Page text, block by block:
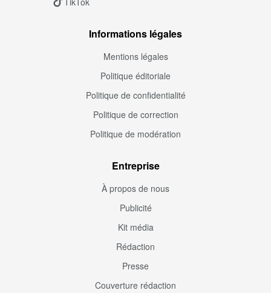
Informations légales
Mentions légales
Politique éditoriale
Politique de confidentialité
Politique de correction
Politique de modération
Entreprise
À propos de nous
Publicité
Kit média
Rédaction
Presse
Couverture rédaction